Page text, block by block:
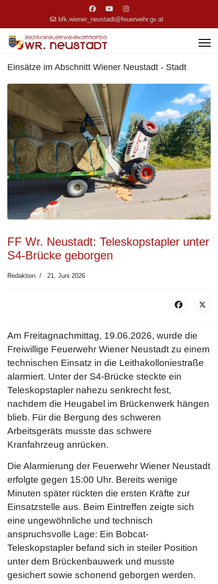
bfk.wiener_neustadt@feuerwehr.gv.at
Einsätze im Abschnitt Wiener Neustadt - Stadt
FF Wr. Neustadt: Teleskopstapler unter
S4-Brücke geborgen
Redaktion 21. Juni 2026
Am Freitagnachmittag, 19.06.2026, wurde die
Freiwillige Feuerwehr Wiener Neustadt zu einem
technischen Einsatz in die Leithakolloniestraße
alarmiert. Unter der S4-Brücke steckte ein
Teleskopstapler nahezu senkrecht fest,
nachdem die Heugabel im Brückenwerk hängen
blieb. Für die Bergung des schweren
Arbeitsgeräts musste das schwere
Kranfahrzeug anrücken.
Die Alarmierung der Feuerwehr Wiener Neustadt
erfolgte gegen 15:00 Uhr. Bereits wenige
Minuten später rückten die ersten Kräfte zur
Einsatzstelle aus. Beim Eintreffen zeigte sich
eine ungewöhnliche und technisch
anspruchsvolle Lage: Ein Bobcat-
Teleskopstapler befand sich in steiler Position
unter dem Brückenbauwerk und musste
gesichert sowie schonend geborgen werden.